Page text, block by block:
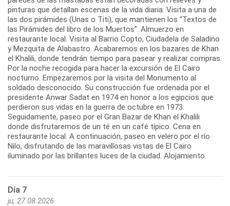
pinturas que detallan escenas de la vida diaria. Visita a una de
las dos pirámides (Unas o Titi), que mantienen los “Textos de
las Pirámides del libro de los Muertos”. Almuerzo en
restaurante local. Visita al Barrio Copto, Ciudadela de Saladino
y Mezquita de Alabastro. Acabaremos en los bazares de Khan
el Khalili, donde tendrán tiempo para pasear y realizar compras.
Por la noche recogida para hacer la excursión de El Cairo
nocturno. Empezaremos por la visita del Monumento al
soldado desconocido. Su construcción fue ordenada por el
presidente Anwar Sadat en 1974 en honor a los egipcios que
perdieron sus vidas en la guerra de octubre en 1973.
Seguidamente, paseo por el Gran Bazar de Khan el Khalili
donde disfrutaremos de un té en un café típico. Cena en
restaurante local. A continuación, paseo en velero por el río
Nilo, disfrutando de las maravillosas vistas de El Cairo
iluminado por las brillantes luces de la ciudad. Alojamiento.
Día 7
ju, 27.08.2026